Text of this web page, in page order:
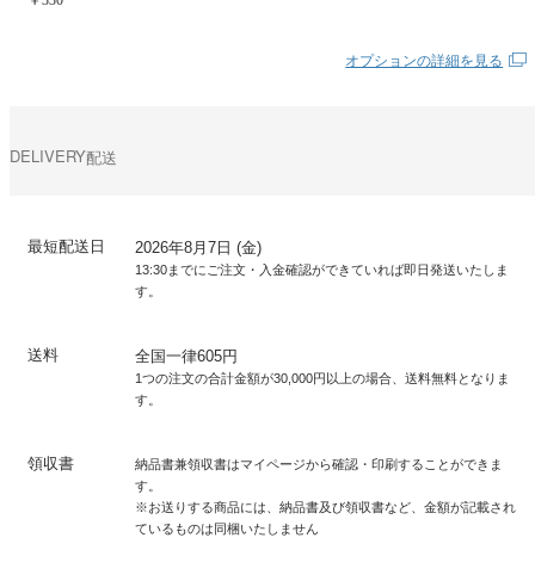
オプションの詳細を見る
DELIVERY配送
最短配送日 2026年8月7日 (金)
13:30までにご注文・入金確認ができていれば即日発送いたしま
す。
送料 全国一律605円
1つの注文の合計金額が30,000円以上の場合、送料無料となりま
す。
領収書
納品書兼領収書はマイページから確認・印刷することができま
す。
※お送りする商品には、納品書及び領収書など、金額が記載され
ているものは同梱いたしません